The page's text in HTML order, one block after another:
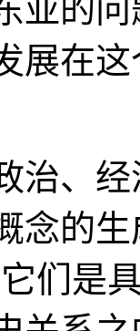
亚的
展在
治、
念的
们是